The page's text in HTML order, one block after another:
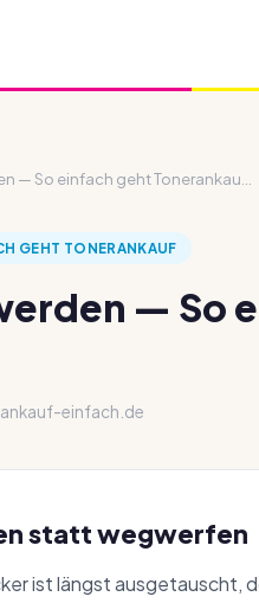
— So einfach geht Tonerankau...
GEHT TONERANKAUF
— So
einfach.de
statt wegwerfen
ist längst ausgetauscht,